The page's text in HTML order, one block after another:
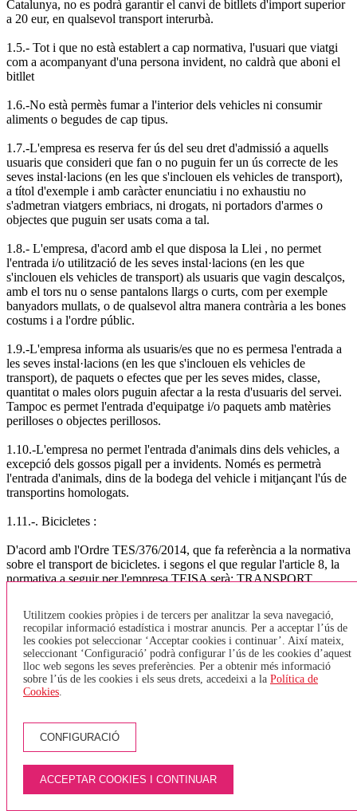
Catalunya, no es podrà garantir el canvi de bitllets d'import superior
a 20 eur, en qualsevol transport interurbà.
1.5.- Tot i que no està establert a cap normativa, l'usuari que viatgi
com a acompanyant d'una persona invident, no caldrà que aboni el
bitllet
1.6.-No està permès fumar a l'interior dels vehicles ni consumir
aliments o begudes de cap tipus.
1.7.-L'empresa es reserva fer ús del seu dret d'admissió a aquells
usuaris que consideri que fan o no puguin fer un ús correcte de les
seves instal·lacions (en les que s'inclouen els vehicles de transport),
a títol d'exemple i amb caràcter enunciatiu i no exhaustiu no
s'admetran viatgers embriacs, ni drogats, ni portadors d'armes o
objectes que puguin ser usats coma a tal.
1.8.- L'empresa, d'acord amb el que disposa la Llei , no permet
l'entrada i/o utilització de les seves instal·lacions (en les que
s'inclouen els vehicles de transport) als usuaris que vagin descalços,
amb el tors nu o sense pantalons llargs o curts, com per exemple
banyadors mullats, o de qualsevol altra manera contrària a les bones
costums i a l'ordre públic.
1.9.-L'empresa informa als usuaris/es que no es permesa l'entrada a
les seves instal·lacions (en les que s'inclouen els vehicles de
transport), de paquets o efectes que per les seves mides, classe,
quantitat o males olors puguin afectar a la resta d'usuaris del servei.
Tampoc es permet l'entrada d'equipatge i/o paquets amb matèries
perilloses o objectes perillosos.
1.10.-L'empresa no permet l'entrada d'animals dins dels vehicles, a
excepció dels gossos pigall per a invidents. Només es permetrà
l'entrada d'animals, dins de la bodega del vehicle i mitjançant l'ús de
transportins homologats.
1.11.-. Bicicletes :
D'acord amb l'Ordre TES/376/2014, que fa referència a la normativa
sobre el transport de bicicletes. i segons el que regular l'article 8, la
normativa a seguir per l'empresa TEISA serà: TRANSPORT
estiguin plegades. No està permès entrar bicicletes tipus Girocleta. -
Es podran transportar un màxim de 2 bicicletes (plegades) a la zona
destinada per PMR (cadires de rodes) - En el cas que una persona
amb cadira de rodes vulgui pujar a l'autobús, i l'espai destinat a
PMR estigui ocupat per una bicicleta, aquesta haurà de baixar de
l'autobús i esperar el següent, ja que tenen prioritat les cadires de
no hauran de pagar per pujar la bicicleta. TRANSPORT
INTERURBÀ - Les bicicletes aniran sempre a la bodega, aquestes
hauran de tenir un estat de neteja correcte i en cap cas s'acceptaran
quan estiguin brutes (fang, greix,..). - El nombre de bicicletes que es
pot admetre en cada vehicle estarà condicionat a l'espai disponible
en funció de les dimensions del vehicle, per al vehicles de més de 45
places s'ha fixat un màxim de 2 bicicletes per autocar, doncs s'ha de
Utilitzem cookies pròpies i de tercers per analitzar la seva navegació,
recopilar informació estadística i mostrar anuncis. Per a acceptar l’ús de
les cookies pot seleccionar ‘Acceptar cookies i continuar’. Així mateix,
seleccionant ‘Configuració’ podrà configurar l’ús de les cookies d’aquest
lloc web segons les seves preferències. Per a obtenir més informació
sobre l’ús de les cookies i els seus drets, accedeixi a la Política de
Cookies.
CONFIGURACIÓ
ACCEPTAR COOKIES I CONTINUAR